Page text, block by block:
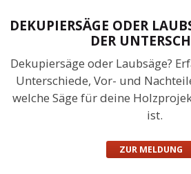
DEKUPIERSÄGE ODER
DER
Dekupiersäge oder Laubsäge?
Unterschiede, Vor- und
welche Säge für deine
ist.
ZUR MELDUNG